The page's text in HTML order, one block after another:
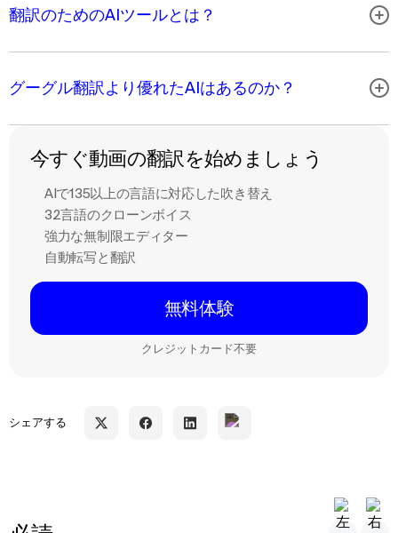
翻訳のためのAIツールとは？
グーグル翻訳より優れたAIはあるのか？
今すぐ動画の翻訳を始めましょう
AIで135以上の言語に対応した吹き替え
32言語のクローンボイス
強力な無制限エディター
自動転写と翻訳
無料体験
クレジットカード不要
シェアする